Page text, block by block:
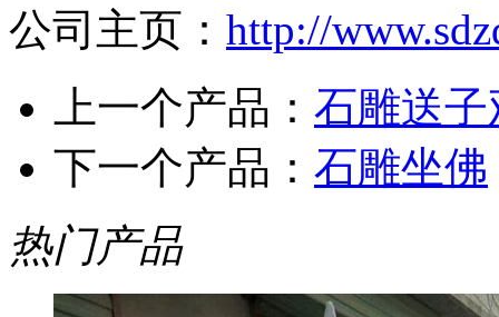
公司主页： http://
上一个产品： 石雕送
下一个产品： 石雕坐佛
热门产品